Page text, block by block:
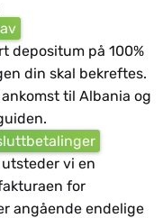
depositum på 100%
din skal bekreftes.
til Albania og
vi en
for
angående endelige